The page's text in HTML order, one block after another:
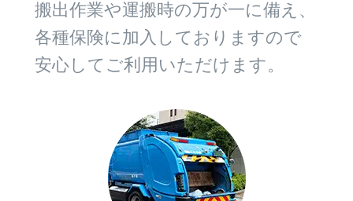
搬出作業や運搬時の万が一に備え、
各種保険に加入しておりますので
安心してご利用いただけます。